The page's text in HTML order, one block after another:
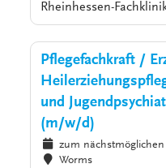
Rheinhessen-
Pflegefachkraft /
und
(m/w/d)
zum
Worms